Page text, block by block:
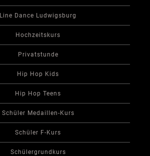
Line Dance Ludwigsburg
Hochzeitskurs
Privatstunde
Hip Hop Kids
Hip Hop Teens
Schüler Medaillen-Kurs
Schüler F-Kurs
Schülergrundkurs